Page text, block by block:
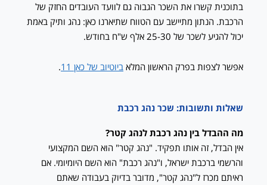
בתוכנית קשרו את השכר הגבוה גם לוועד העובדים החזק של
הרכבת. הנתון מתיישב עם הטווח שתיארנו כאן: נהג ותיק באמת
יכול להגיע לשכר של 25-30 אלף ש"ח בחודש.
אפשר לצפות בפרק הראשון המלא ביוטיוב של כאן 11 .
שאלות ותשובות: שכר נהג רכבת
מה ההבדל בין נהג רכבת לנהג קטר?
אין הבדל, זה אותו תפקיד. "נהג קטר" הוא השם המקצועי
והרשמי ברכבת ישראל, ו"נהג רכבת" הוא השם היומיומי. אם
ראיתם מכרז ל"נהג קטר", מדובר בדיוק בעבודה שאתם